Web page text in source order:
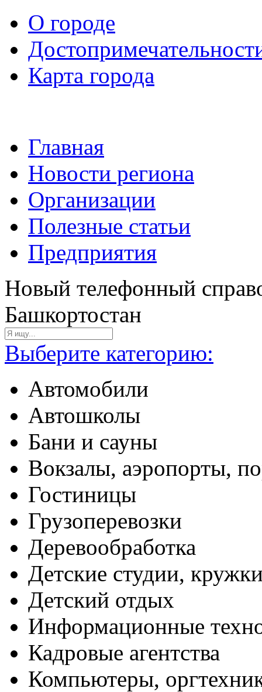
О городе
Карта города
Главная
Новости региона
Организации
Полезные статьи
Предприятия
Новый телефонный
Башкортостан
Выберите категорию:
Автомобили
Автошколы
Бани и сауны
Вокзалы, аэропорты,
Гостиницы
Грузоперевозки
Деревообработка
Детские студии,
Детский отдых
Информационные
Кадровые агентства
Компьютеры,